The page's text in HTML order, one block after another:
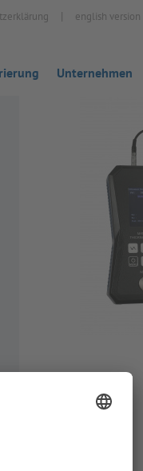
| english version
Unternehmen